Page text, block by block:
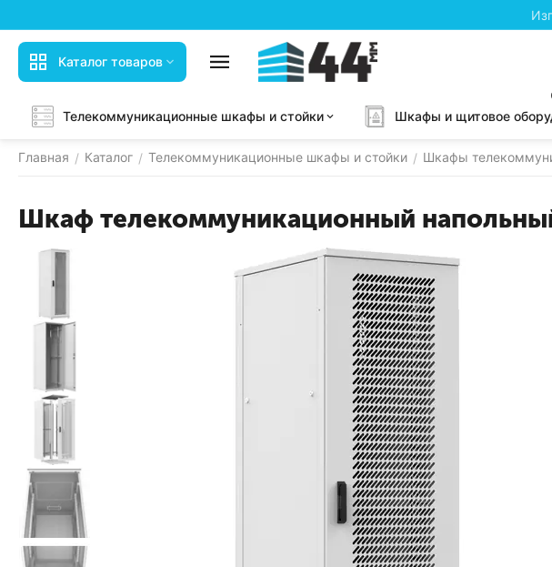
Каталог товаров
Телекоммуникационные шкафы и стойки Шкафы и щитовое
Главная / Каталог / Телекоммуникационные шкафы и стойки / Шкафы
Шкаф телекоммуникационный